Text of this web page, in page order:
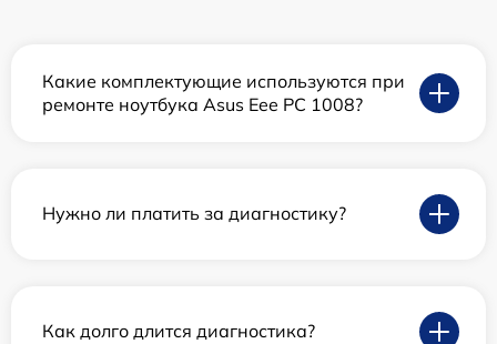
Какие комплектующие используются при
ремонте ноутбука Asus Eee PC 1008?
Нужно ли платить за диагностику?
Как долго длится диагностика?